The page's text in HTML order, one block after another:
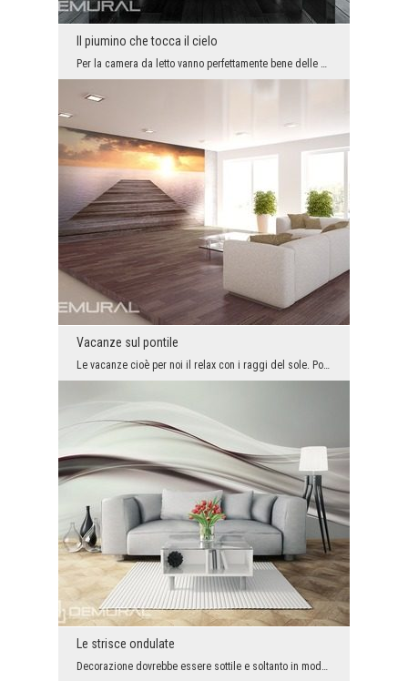
Il piumino che tocca il cielo
Per la camera da letto vanno perfettamente bene delle decorazioni delicate, tra le quali il sonno...
Vacanze sul pontile
Le vacanze cioè per noi il relax con i raggi del sole. Poi ci si può sedere al lago ed ammirare l...
Le strisce ondulate
Decorazione dovrebbe essere sottile e soltanto in modo delicato arricchire l’arrangiamento dell’i...